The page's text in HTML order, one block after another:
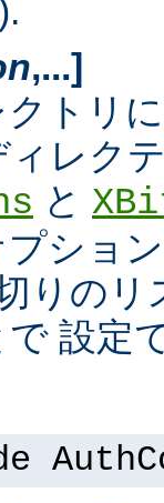
,...]
トリ
レク
と
ショ
りの
設定